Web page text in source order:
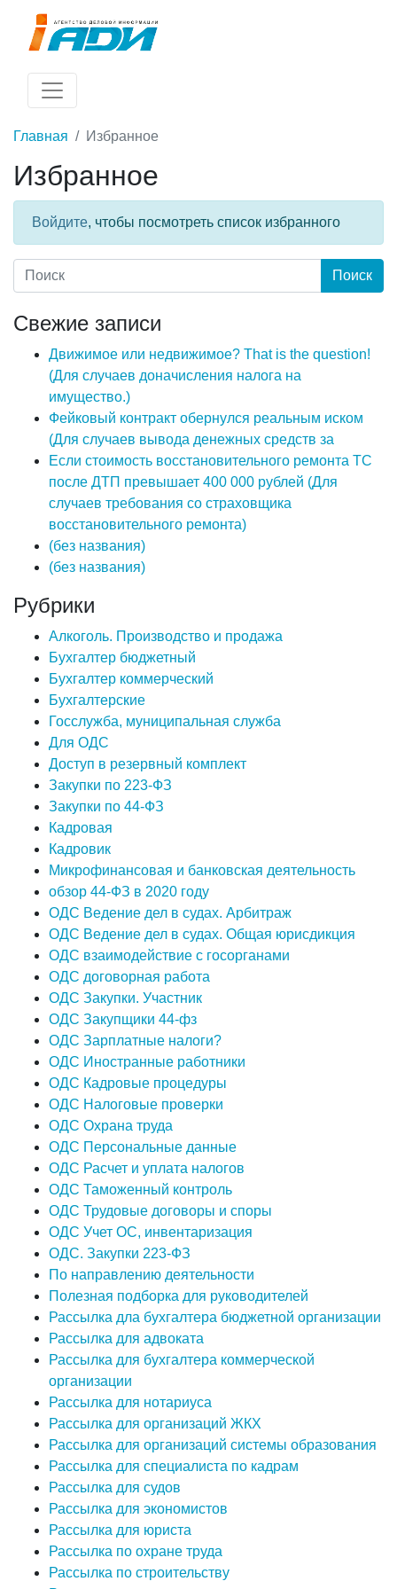
Главная Избранное
Избранное
Войдите, чтобы посмотреть список избранного
Свежие записи
Движимое или недвижимое? That is the question!
(Для случаев доначисления налога на
имущество.)
Фейковый контракт обернулся реальным иском
(Для случаев вывода денежных средств за
Если стоимость восстановительного ремонта ТС
после ДТП превышает 400 000 рублей (Для
случаев требования со страховщика
восстановительного ремонта)
(без названия)
(без названия)
Рубрики
Алкоголь. Производство и продажа
Бухгалтер бюджетный
Бухгалтер коммерческий
Бухгалтерские
Госслужба, муниципальная служба
Для ОДС
Доступ в резервный комплект
Закупки по 223-ФЗ
Закупки по 44-ФЗ
Кадровая
Кадровик
Микрофинансовая и банковская деятельность
обзор 44-ФЗ в 2020 году
ОДС Ведение дел в судах. Арбитраж
ОДС Ведение дел в судах. Общая юрисдикция
ОДС взаимодействие с госорганами
ОДС договорная работа
ОДС Закупки. Участник
ОДС Закупщики 44-фз
ОДС Зарплатные налоги?
ОДС Иностранные работники
ОДС Кадровые процедуры
ОДС Налоговые проверки
ОДС Охрана труда
ОДС Персональные данные
ОДС Расчет и уплата налогов
ОДС Таможенный контроль
ОДС Трудовые договоры и споры
ОДС Учет ОС, инвентаризация
ОДС. Закупки 223-ФЗ
По направлению деятельности
Полезная подборка для руководителей
Рассылка дла бухгалтера бюджетной организации
Рассылка для адвоката
Рассылка для бухгалтера коммерческой
организации
Рассылка для нотариуса
Рассылка для организаций ЖКХ
Рассылка для организаций системы образования
Рассылка для специалиста по кадрам
Рассылка для судов
Рассылка для экономистов
Рассылка для юриста
Рассылка по охране труда
Рассылка по строительству